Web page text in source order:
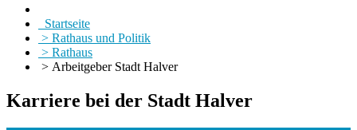
Startseite
> Rathaus und Politik
> Rathaus
> Arbeitgeber Stadt Halver
Karriere bei der Stadt Halver